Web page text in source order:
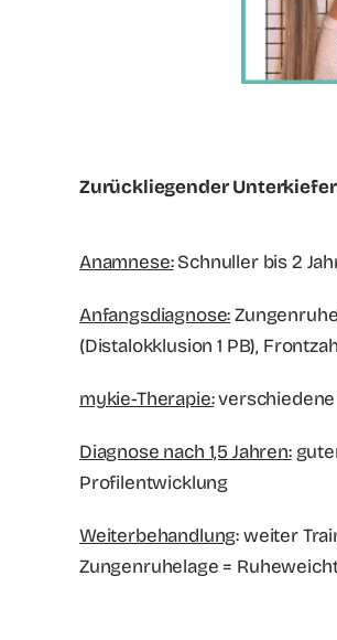
Zurückliegender Unterkiefer
Anamnese:Schnuller bis 2
Anfangsdiagnose:
(Distalokklusion 1 PB),
mykie-Therapie:verschiedene
Diagnose nach 1,5 Jahren:
Profilentwicklung
Weiterbehandlung: weiter
Zungenruhelage =